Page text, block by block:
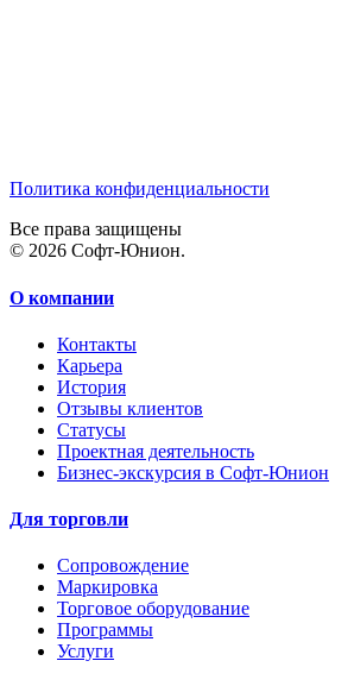
Политика конфиденциальности
Все права защищены
© 2026 Софт-Юнион.
О компании
Контакты
Карьера
История
Отзывы клиентов
Статусы
Проектная деятельность
Бизнес-экскурсия в Софт-Юнион
Для торговли
Сопровождение
Маркировка
Торговое оборудование
Программы
Услуги